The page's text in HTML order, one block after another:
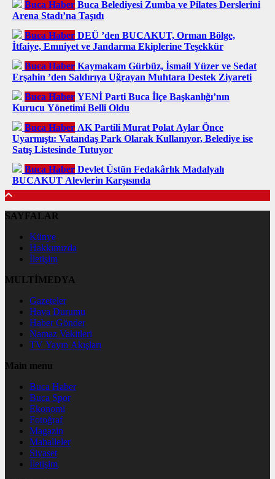
Buca Haber Buca Belediyesi Zumba ve Pilates Derslerini
Arena Stadı’na Taşıdı
Buca Haber DEÜ ’den BUCAKUT, Orman Bölge,
İtfaiye, Emniyet ve Jandarma Ekiplerine Teşekkür
Buca Haber Kaymakam Gürbüz, İsmail Yüzer ve Sedat
Erşahin ’den Saldırıya Uğrayan Muhtara Destek Ziyareti
Buca Haber YENİ Parti Buca İlçe Başkanlığı’nın
Kurucu Yönetimi Belli Oldu
Buca Haber AK Partili Murat Polat Aylar Önce
Uyarmıştı: Vatandaş Park Olarak Kullanıyor, Belediye ise
Satış Listesinde Tutuyor
Buca Haber Devlet Üstün Fedakârlık Madalyalı
BUCAKUT Alevlerin Karşısında
SAYFALAR
Künye
Hakkımızda
İletişim
MULTİMEDYA
Gazeteler
Hava Durumu
Haber Gönder
Namaz Vakitleri
TV Yayın Akışları
Main menu
Buca Haber
Buca Spor
Ekonomi
Fotoğraf
Magazin
Mahalleler
Siyaset
İletişim